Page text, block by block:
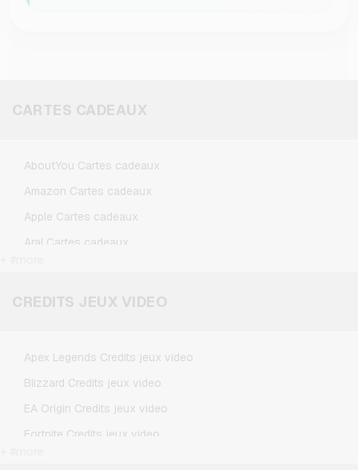
CARTES CADEAUX
AboutYou Cartes cadeaux
Amazon Cartes cadeaux
Apple Cartes cadeaux
Aral Cartes cadeaux
CircleK Cartes cadeaux
CREDITS JEUX VIDEO
Apex Legends Credits jeux video
Blizzard Credits jeux video
EA Origin Credits jeux video
Fortnite Credits jeux video